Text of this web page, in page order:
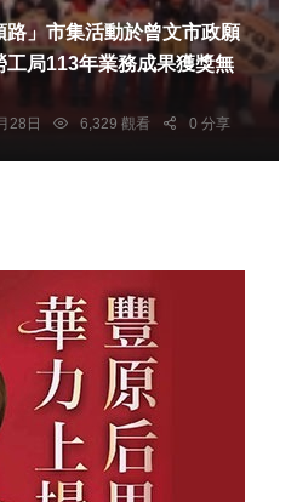
」市集活動於曾文市政願
28日 6,329 觀看 0 分享